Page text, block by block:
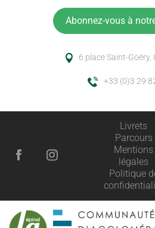
Abonnez-vous à
6 place Saint-Goëry,
+33 (0)3 29
Livrets
Parcours
Mentions
légales
Politique